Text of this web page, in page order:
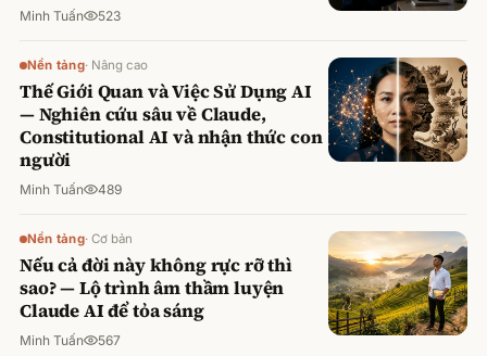
Minh Tuấn 523
Nền tảng· Nâng cao
Thế Giới Quan và Việc Sử Dụng AI
— Nghiên cứu sâu về Claude,
Constitutional AI và nhận thức con
người
Minh Tuấn 489
Nền tảng· Cơ bản
Nếu cả đời này không rực rỡ thì
sao? — Lộ trình âm thầm luyện
Claude AI để tỏa sáng
Minh Tuấn 567